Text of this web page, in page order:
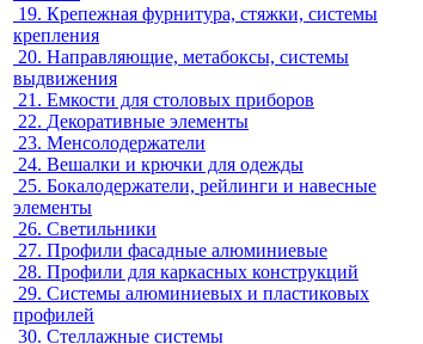
19. Крепежная фурнитура, стяжки, системы
крепления
20. Направляющие, метабоксы, системы
выдвижения
21. Емкости для столовых приборов
22. Декоративные элементы
23. Менсолодержатели
24. Вешалки и крючки для одежды
25. Бокалодержатели, рейлинги и навесные
элементы
26. Светильники
27. Профили фасадные алюминиевые
28. Профили для каркасных конструкций
29. Системы алюминиевых и пластиковых
профилей
30. Стеллажные системы